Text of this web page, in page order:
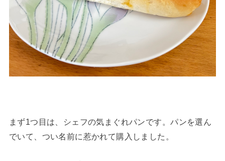
まず1つ目は、シェフの気まぐれパンです。パンを選ん
でいて、つい名前に惹かれて購入しました。